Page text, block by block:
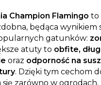
Champion Flamingo to
będąca wynikiem
gatunków:
atuty to obfite,
oraz odporność na
. Dzięki tym cechom
się zarówno w ogrodach,